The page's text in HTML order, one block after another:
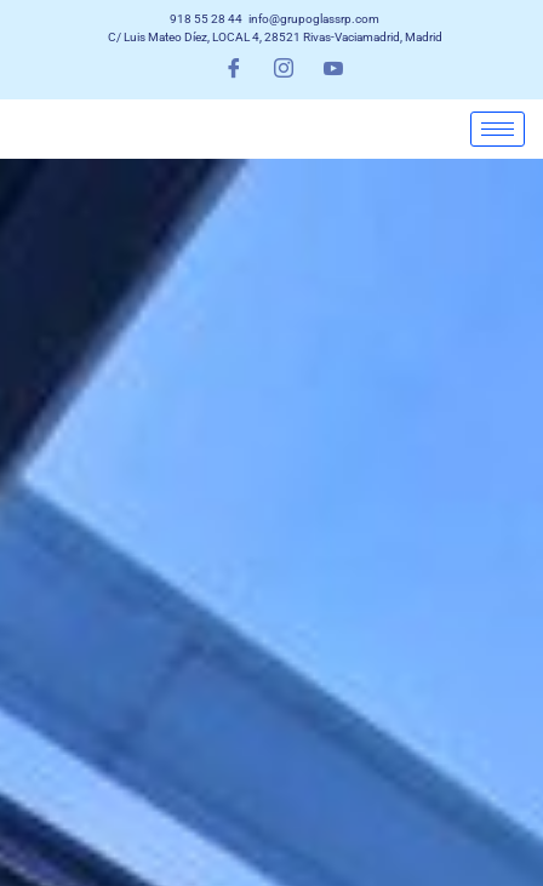
918 55 28 44 info@grupoglassrp.com
C/ Luis Mateo Díez, LOCAL 4, 28521 Rivas-Vaciamadrid, Madrid